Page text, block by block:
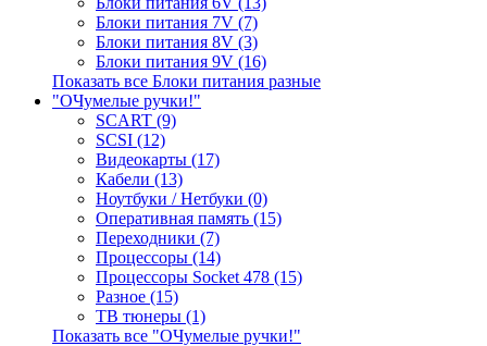
Блоки питания 7V (7)
Блоки питания 8V (3)
Блоки питания 9V (16)
Показать все Блоки питания разные
"ОЧумелые ручки!"
SCART (9)
SCSI (12)
Видеокарты (17)
Кабели (13)
Ноутбуки / Нетбуки (0)
Оперативная память (15)
Переходники (7)
Процессоры (14)
Процессоры Socket 478 (15)
Разное (15)
ТВ тюнеры (1)
Показать все "ОЧумелые ручки!"